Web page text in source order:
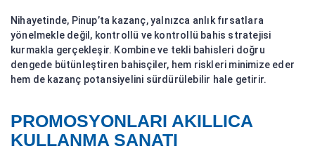
Nihayetinde, Pinup’ta kazanç, yalnızca anlık fırsatlara
yönelmekle değil, kontrollü ve kontrollü bahis stratejisi
kurmakla gerçekleşir. Kombine ve tekli bahisleri doğru
dengede bütünleştiren bahisçiler, hem riskleri minimize eder
hem de kazanç potansiyelini sürdürülebilir hale getirir.
PROMOSYONLARI AKILLICA
KULLANMA SANATI